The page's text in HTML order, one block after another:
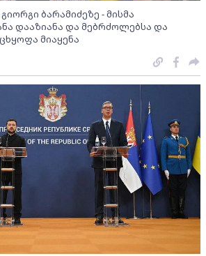
ბარამიძეზე - მისმა
დააზიანა და მებრძოლებსა და
მიაყენა